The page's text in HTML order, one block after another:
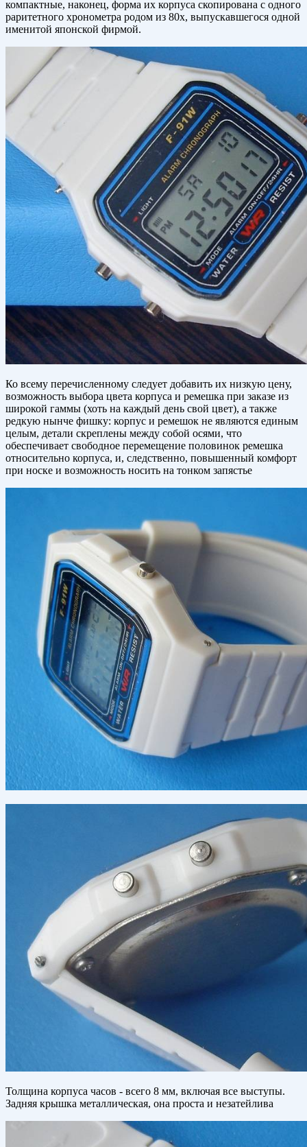
компактные, наконец, форма их корпуса скопирована с одного
раритетного хронометра родом из 80х, выпускавшегося одной
именитой японской фирмой.
Ко всему перечисленному следует добавить их низкую цену,
возможность выбора цвета корпуса и ремешка при заказе из
широкой гаммы (хоть на каждый день свой цвет), а также
редкую нынче фишку: корпус и ремешок не являются единым
целым, детали скреплены между собой осями, что
обеспечивает свободное перемещение половинок ремешка
относительно корпуса, и, следственно, повышенный комфорт
при носке и возможность носить на тонком запястье
Толщина корпуса часов - всего 8 мм, включая все выступы.
Задняя крышка металлическая, она проста и незатейлива